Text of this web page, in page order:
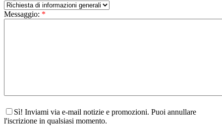
Messaggio: *
Sì! Inviami via e-mail notizie e promozioni. Puoi annullare
l'iscrizione in qualsiasi momento.